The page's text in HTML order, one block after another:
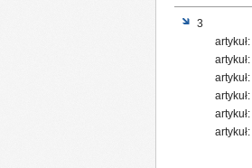
3
artykuł:
artykuł:
artykuł:
artykuł:
artykuł:
artykuł: